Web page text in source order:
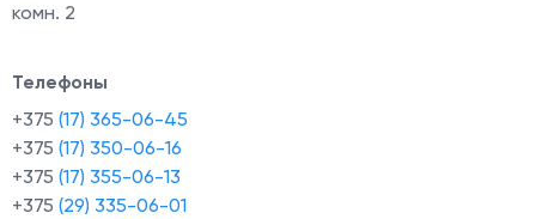
комн. 2
Телефоны
+375 (17) 365-06-45
+375 (17) 350-06-16
+375 (17) 355-06-13
+375 (29) 335-06-01